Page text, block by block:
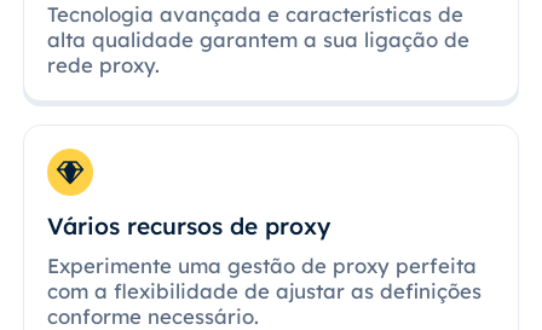
Tecnologia avançada e características de
alta qualidade garantem a sua ligação de
rede proxy.
Vários recursos de proxy
Experimente uma gestão de proxy perfeita
com a flexibilidade de ajustar as definições
conforme necessário.